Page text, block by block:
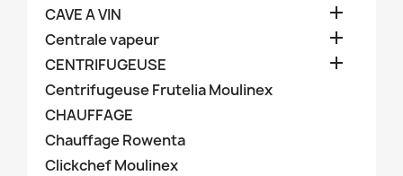
CAVE A VIN

Centrale vapeur 
CENTRIFUGEUSE 
Centrifugeuse Frutelia Moulinex
CHAUFFAGE
Chauffage Rowenta
Clickchef Moulinex